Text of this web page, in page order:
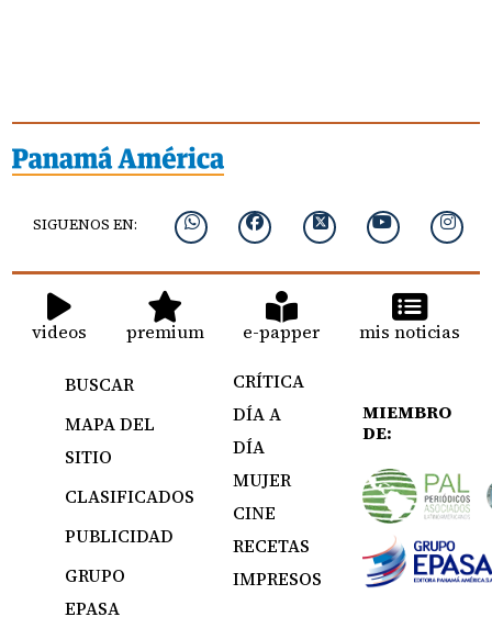
SIGUENOS EN:
videos premium e-papper mis noticias
BUSCAR
MAPA DEL
SITIO
CLASIFICADOS
PUBLICIDAD
GRUPO
EPASA
CRÍTICA
DÍA A
DÍA
MUJER
CINE
RECETAS
IMPRESOS
MIEMBRO
DE: